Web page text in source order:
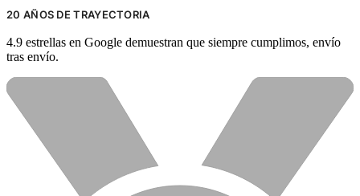
20 AÑOS DE TRAYECTORIA
4.9 estrellas en Google demuestran que siempre cumplimos, envío
tras envío.